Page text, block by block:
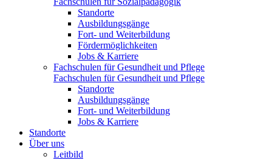
Standorte
Ausbildungsgänge
Fort- und Weiterbildung
Fördermöglichkeiten
Jobs & Karriere
Fachschulen für Gesundheit und Pflege
Fachschulen für Gesundheit und Pflege
Standorte
Ausbildungsgänge
Fort- und Weiterbildung
Jobs & Karriere
Standorte
Über uns
Leitbild